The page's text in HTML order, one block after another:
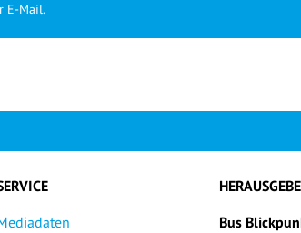
E-Mail.
Bus